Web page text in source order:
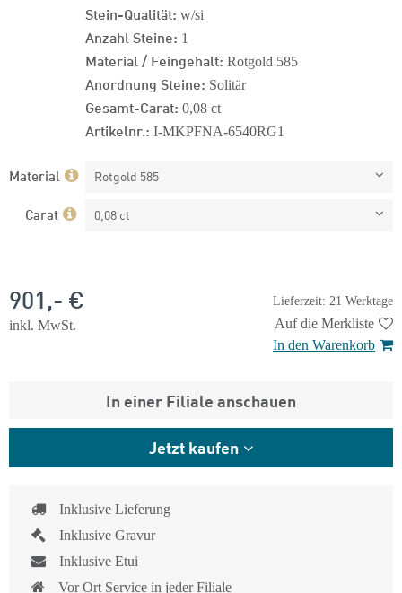
Stein-Qualität: w/si
Anzahl Steine: 1
Material / Feingehalt: Rotgold 585
Anordnung Steine: Solitär
Gesamt-Carat: 0,08 ct
Artikelnr.: I-MKPFNA-6540RG1
Material Rotgold 585
Carat 0,08 ct
Lieferzeit: 21 Werktage
901,- €
inkl. MwSt.
Auf die Merkliste
In den Warenkorb
In einer Filiale anschauen
Jetzt kaufen
Inklusive Lieferung
Inklusive Gravur
Inklusive Etui
Vor Ort Service in jeder Filiale